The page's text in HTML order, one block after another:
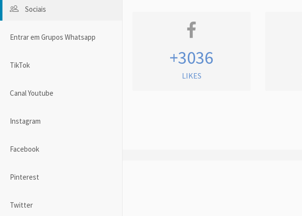
Sociais
Entrar em Grupos Whatsapp
TikTok
Canal Youtube
Instagram
Facebook
Pinterest
Twitter
+3036
LIKES